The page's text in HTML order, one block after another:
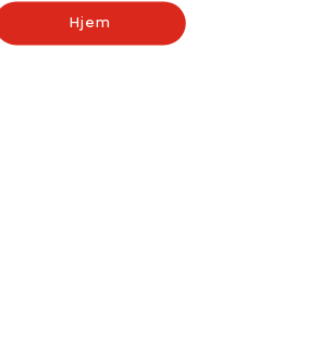
Hjem